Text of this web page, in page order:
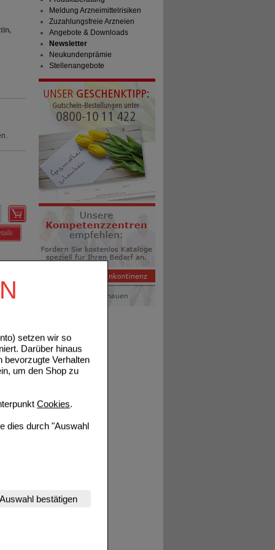
setzen wir so
Darüber hinaus
bevorzugte Verhalten
um den Shop zu
Cookies.
dies durch "Auswahl
Website
werden kann.
(z.B.
Auswahl bestätigen
Meldung Arzneimittelrisiken
Zuzahlungsfreie Arzneien
Angebote & Downloads
Newsletter
Neukundenprämie
Stellenangebote